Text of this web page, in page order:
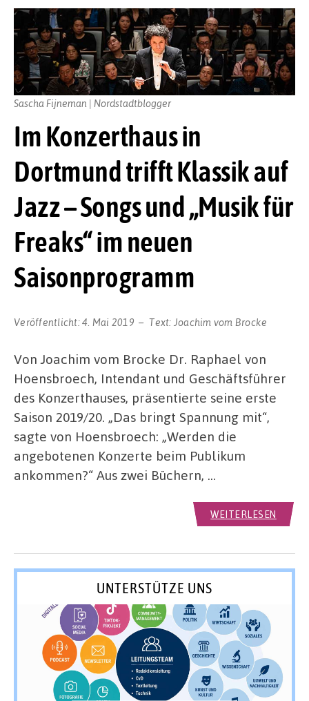
Im Konzerthaus in
Dortmund trifft Klassik auf
Jazz – Songs und „Musik für
Freaks“ im neuen
Saisonprogramm
Veröffentlicht:4. Mai 2019 Text: Joachim vom Brocke
Sascha Fijneman | Nordstadtblogger
Von Joachim vom Brocke Dr. Raphael von
Hoensbroech, Intendant und Geschäftsführer
des Konzerthauses, präsentierte seine erste
Saison 2019/20. „Das bringt Spannung mit“,
sagte von Hoensbroech: „Werden die
angebotenen Konzerte beim Publikum
ankommen?“ Aus zwei Büchern, …
WEITERLESEN
UNTERSTÜTZE UNS